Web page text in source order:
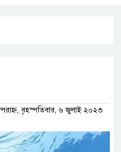
বৃহস্পতিবার, ৬ জুলাই ২০২৩